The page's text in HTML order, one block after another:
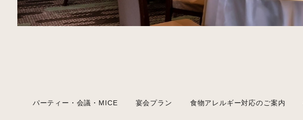
パーティー・会議・MICE 宴会プラン 食物アレルギー対応のご案内